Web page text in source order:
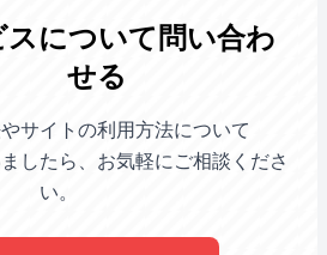
スについて問い合わ
せる
サイトの利用方法について
したら、お気軽にご相談くださ
い。